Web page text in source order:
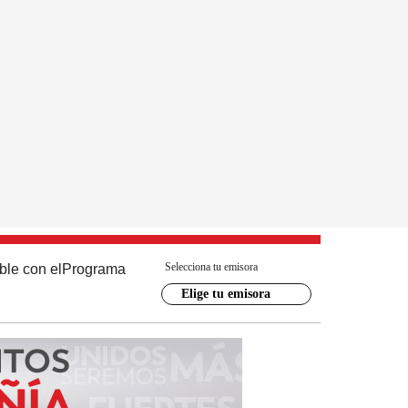
con el Programa Selecciona tu emisora
Elige tu emisora